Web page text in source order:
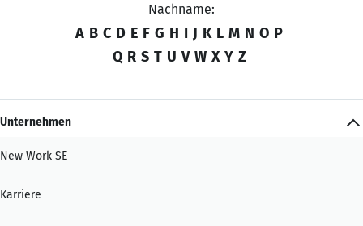
Nachname:
A B C D E F G H I J K L M N O P
Q R S T U V W X Y Z
Unternehmen
New Work SE
Karriere